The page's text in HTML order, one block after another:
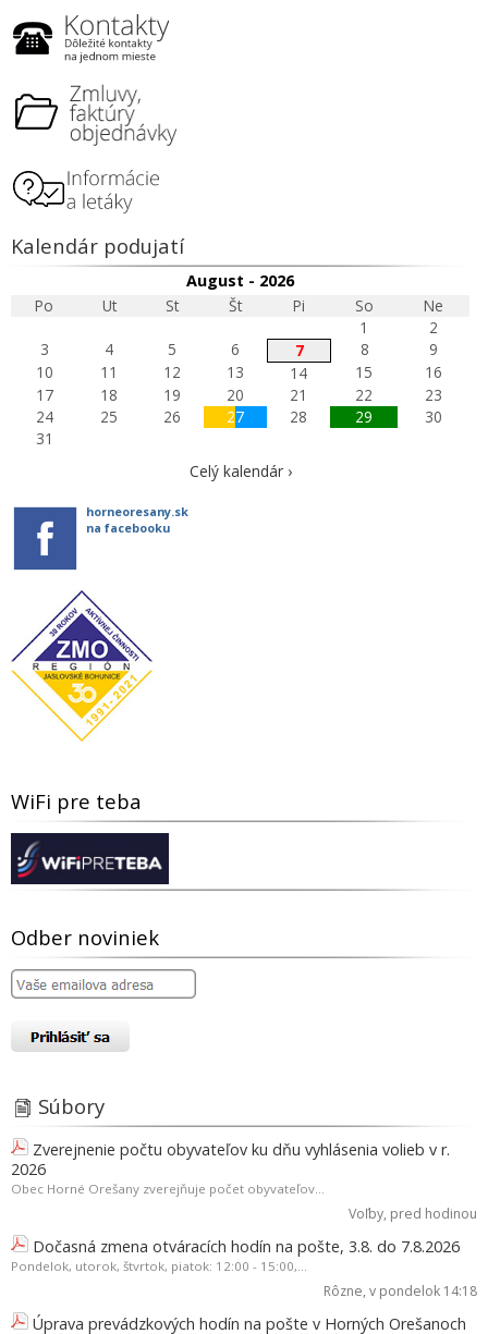
Kalendár podujatí
August - 2026
Po
Ut St Št Pi So
Ne
1
2
3
4 5 6 7 8
9
10
11 12 13 14 15
16
17
18 19 20 21 22
23
24
25 26 27 28 29
30
31
Celý kalendár ›
horneoresany.sk
na facebooku
WiFi pre teba
Odber noviniek
Súbory
Zverejnenie počtu obyvateľov ku dňu vyhlásenia volieb v r.
2026
Obec Horné Orešany zverejňuje počet obyvateľov...
Voľby, pred hodinou
Dočasná zmena otváracích hodín na pošte, 3.8. do 7.8.2026
Pondelok, utorok, štvrtok, piatok: 12:00 - 15:00,...
Rôzne, v pondelok 14:18
Úprava prevádzkových hodín na pošte v Horných Orešanoch